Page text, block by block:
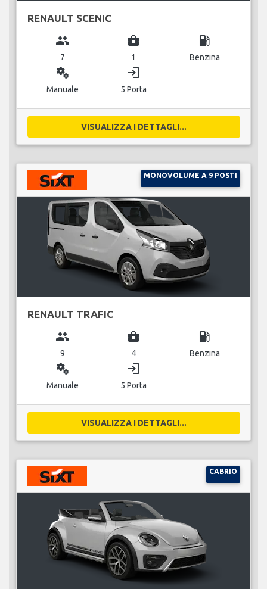
RENAULT SCENIC
group
7
business_center
1
local_gas_station
Benzina
miscellaneous_services
Manuale
login
5 Porta
VISUALIZZA I DETTAGLI...
MONOVOLUME A 9 POSTI
RENAULT TRAFIC
group
9
business_center
4
local_gas_station
Benzina
miscellaneous_services
Manuale
login
5 Porta
VISUALIZZA I DETTAGLI...
CABRIO